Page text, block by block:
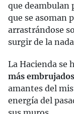
que deambulan
que se asoman
arrastrándose
surgir de la
La Hacienda se
más
amantes del
energía del